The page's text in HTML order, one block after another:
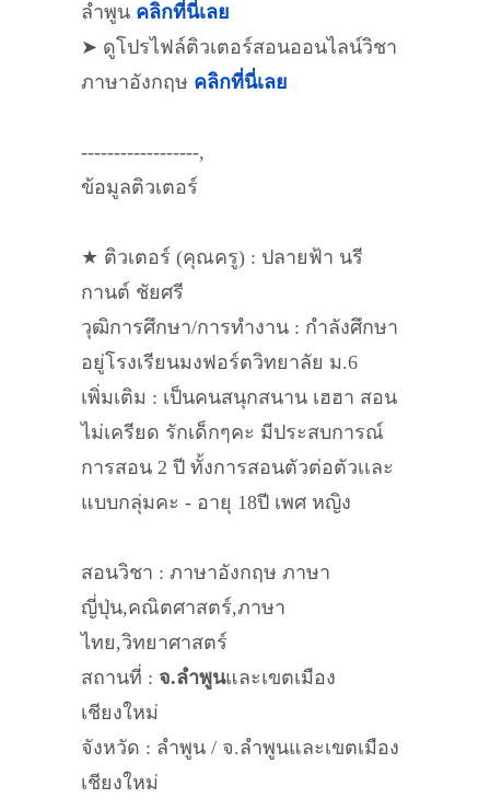
ลำพูน คลิกที่นี่เลย
➤ ดูโปรไฟล์ติวเตอร์สอนออนไลน์วิชา
ภาษาอังกฤษ คลิกที่นี่เลย
------------------,
ข้อมูลติวเตอร์
★ ติวเตอร์ (คุณครู) : ปลายฟ้า นรี
กานต์ ชัยศรี
วุฒิการศึกษา/การทำงาน : กำลังศึกษา
อยู่โรงเรียนมงฟอร์ตวิทยาลัย ม.6
เพิ่มเติม : เป็นคนสนุกสนาน เฮฮา สอน
ไม่เครียด รักเด็กๆคะ มีประสบการณ์
การสอน 2 ปี ทั้งการสอนตัวต่อตัวเเละ
แบบกลุ่มคะ - อายุ 18ปี เพศ หญิง
สอนวิชา : ภาษาอังกฤษ ภาษา
ญี่ปุ่น,คณิตศาสตร์,ภาษา
ไทย,วิทยาศาสตร์
สถานที่ : จ.ลำพูนและเขตเมือง
เชียงใหม่
จังหวัด : ลำพูน / จ.ลำพูนและเขตเมือง
เชียงใหม่